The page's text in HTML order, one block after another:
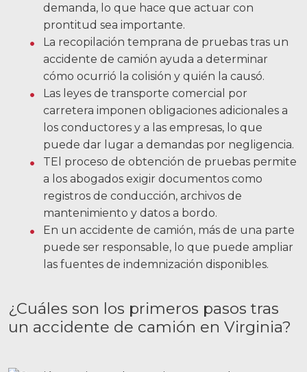
Fredericksburg, VA
Stafford, VA
Petersburg, VA
Mechanicsville, VA
Contáctenos
Carreras
English
Blog
Testimonios
Noticias
Videos
demanda, lo que hace que actuar con
prontitud sea importante.
La recopilación temprana de pruebas tras un
accidente de camión ayuda a determinar
cómo ocurrió la colisión y quién la causó.
Las leyes de transporte comercial por
carretera imponen obligaciones adicionales a
los conductores y a las empresas, lo que
puede dar lugar a demandas por negligencia.
TEl proceso de obtención de pruebas permite
a los abogados exigir documentos como
registros de conducción, archivos de
mantenimiento y datos a bordo.
En un accidente de camión, más de una parte
puede ser responsable, lo que puede ampliar
las fuentes de indemnización disponibles.
¿Cuáles son los primeros pasos tras
un accidente de camión en Virginia?